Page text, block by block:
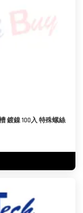
鍍鎳 100入 特殊螺絲